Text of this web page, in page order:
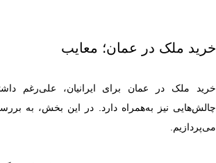
خرید ملک در عمان؛ معایب
خرید ملک در عمان برای ایرانیان، علی‌رغم
چالش‌هایی نیز به‌همراه دارد. در این بخش، به
می‌پردازیم.